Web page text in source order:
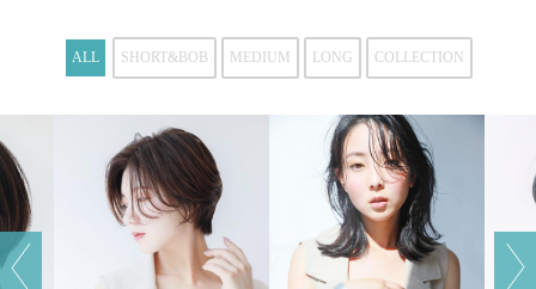
ALL SHORT&BOB MEDIUM LONG COLLECTION